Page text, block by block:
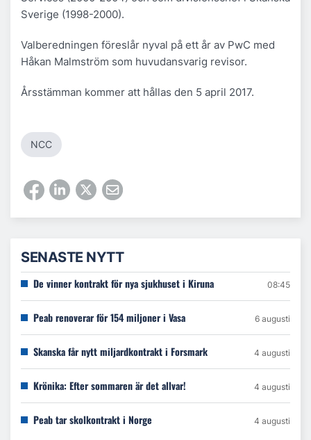
Sverige (1998-2000).
Valberedningen föreslår nyval på ett år av PwC med
Håkan Malmström som huvudansvarig revisor.
Årsstämman kommer att hållas den 5 april 2017.
NCC
SENASTE NYTT
De vinner kontrakt för nya sjukhuset i Kiruna 08:45
Peab renoverar för 154 miljoner i Vasa 6 augusti
Skanska får nytt miljardkontrakt i Forsmark 4 augusti
Krönika: Efter sommaren är det allvar! 4 augusti
Peab tar skolkontrakt i Norge 4 augusti